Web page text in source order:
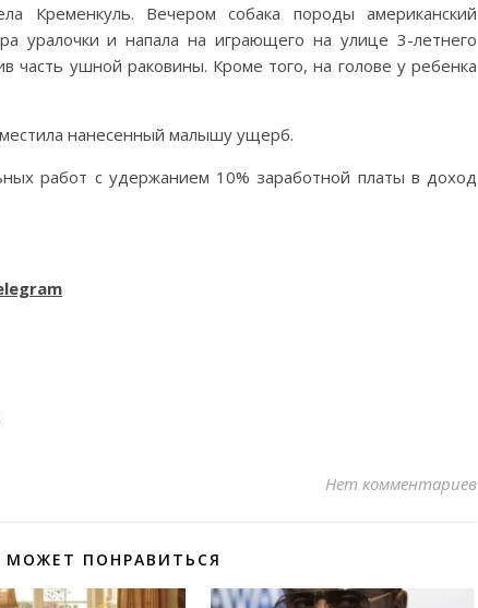
Кременкуль. Вечером собака породы американский
уралочки и напала на играющего на улице 3-летнего
часть ушной раковины. Кроме того, на голове у ребенка
нанесенный малышу ущерб.
работ с удержанием 10% заработной платы в доход
Нет комментариев
МОЖЕТ ПОНРАВИТЬСЯ